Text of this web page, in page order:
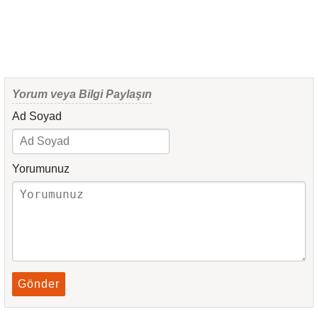
Yorum veya Bilgi Paylaşın
Ad Soyad
Yorumunuz
Gönder